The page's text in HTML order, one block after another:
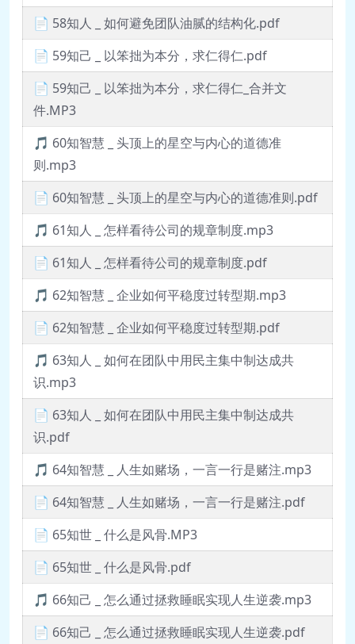
📄 58知人 _ 如何避免团队油腻的结构化.pdf
📄 59知己 _ 以笨拙为本分，求仁得仁.pdf
📄 59知己 _ 以笨拙为本分，求仁得仁_合并文
件.MP3
🎵 60知智慧 _ 头顶上的星空与内心的道德准
则.mp3
📄 60知智慧 _ 头顶上的星空与内心的道德准则.pdf
🎵 61知人 _ 怎样看待公司的规章制度.mp3
📄 61知人 _ 怎样看待公司的规章制度.pdf
🎵 62知智慧 _ 企业如何平稳度过转型期.mp3
📄 62知智慧 _ 企业如何平稳度过转型期.pdf
🎵 63知人 _ 如何在团队中用民主集中制达成共
识.mp3
📄 63知人 _ 如何在团队中用民主集中制达成共
识.pdf
🎵 64知智慧 _ 人生如赌场，一言一行是赌注.mp3
📄 64知智慧 _ 人生如赌场，一言一行是赌注.pdf
📄 65知世 _ 什么是风骨.MP3
📄 65知世 _ 什么是风骨.pdf
🎵 66知己 _ 怎么通过拯救睡眠实现人生逆袭.mp3
📄 66知己 _ 怎么通过拯救睡眠实现人生逆袭.pdf